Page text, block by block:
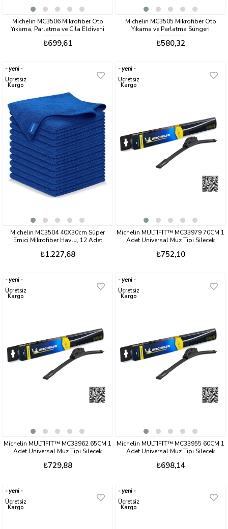
Michelin MC3506 Mikrofiber Oto
Yıkama, Parlatma ve Cila Eldiveni
₺699,61
Michelin MC3505 Mikrofiber Oto
Yıkama ve Parlatma Süngeri
₺580,32
Michelin MC3504 40X30cm Süper
Emici Mikrofiber Havlu, 12 Adet
₺1.227,68
yeni
ürün
Ücretsiz
Kargo
Michelin MULTIFIT™ MC33979 70CM 1
Adet Universal Muz Tipi Silecek
₺752,10
yeni
ürün
Ücretsiz
Kargo
Michelin MULTIFIT™ MC33962 65CM 1
Adet Universal Muz Tipi Silecek
₺729,88
yeni
ürün
Ücretsiz
Kargo
Michelin MULTIFIT™ MC33955 60CM 1
Adet Universal Muz Tipi Silecek
₺698,14
yeni
ürün
Ücretsiz
Kargo
yeni
ürün
Ücretsiz
Kargo
yeni
ürün
Ücretsiz
Kargo